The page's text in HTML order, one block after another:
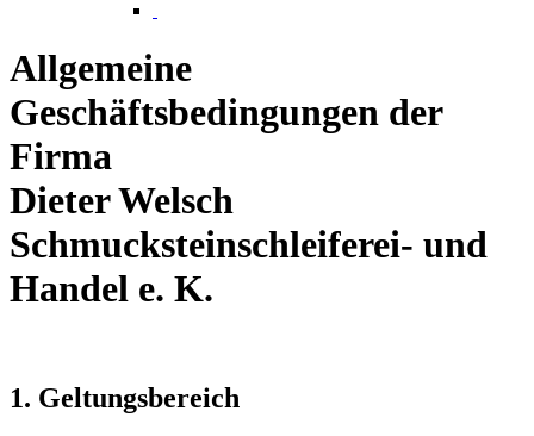
Allgemeine
Geschäftsbedingungen der
Firma
Dieter Welsch
Schmucksteinschleiferei- und
Handel e. K.
1. Geltungsbereich